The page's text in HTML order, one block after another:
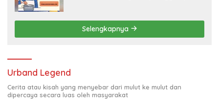
Selengkapnya
Urband Legend
Cerita atau kisah yang menyebar dari mulut ke mulut dan
dipercaya secara luas oleh masyarakat